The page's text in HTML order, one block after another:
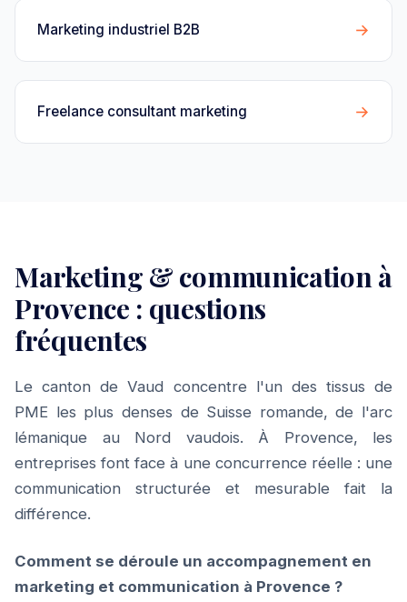
Marketing industriel B2B →
Freelance consultant marketing →
Marketing & communication à
Provence : questions
fréquentes
Le canton de Vaud concentre l'un des tissus de
PME les plus denses de Suisse romande, de l'arc
lémanique au Nord vaudois. À Provence, les
entreprises font face à une concurrence réelle : une
communication structurée et mesurable fait la
différence.
Comment se déroule un accompagnement en
marketing et communication à Provence ?